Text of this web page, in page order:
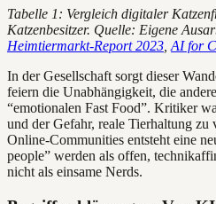
Tabelle 1: Vergleich digitaler
Katzenbesitzer. Quelle: Eigene
Heimtiermarkt-Report 2023 AI for
In der Gesellschaft sorgt dieser
feiern die Unabhängigkeit, die
“emotionalen Fast Food”. Kritiker
und der Gefahr, reale Tierhaltung zu
Online-Communities entsteht eine
people” werden als offen,
nicht als einsame Nerds.